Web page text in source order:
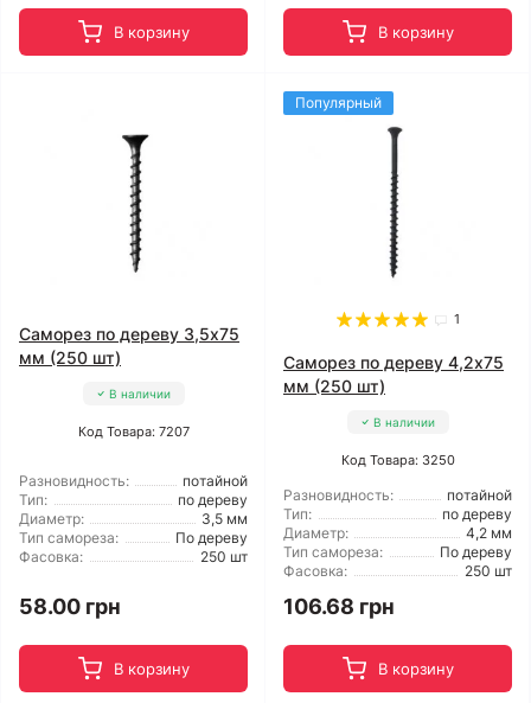
В корзину В корзину
Саморез по дереву 3,5x75
мм (250 шт)
В наличии
Код Товара: 7207
Разновидность:
потайной
Тип:
по дереву
Диаметр:
3,5 мм
Тип самореза:
По дереву
Фасовка:
250 шт
58.00 грн
В корзину
Популярный
1
Саморез по дереву 4,2x75
мм (250 шт)
В наличии
Код Товара: 3250
Разновидность:
потайной
Тип:
по дереву
Диаметр:
4,2 мм
Тип самореза:
По дереву
Фасовка:
250 шт
106.68 грн
В корзину